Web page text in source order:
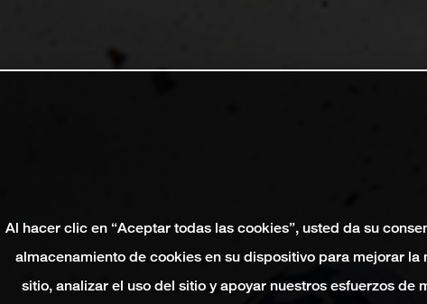
Al hacer clic en “Aceptar todas las cookies”, usted da su
almacenamiento de cookies en su dispositivo para mejorar la
sitio, analizar el uso del sitio y apoyar nuestros esfuerzos de